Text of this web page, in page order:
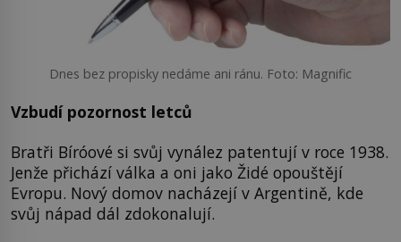
Dnes bez propisky nedáme ani ránu. Foto: Magnific
Vzbudí pozornost letců
Bratři Bíróové si svůj vynález patentují v roce 1938.
Jenže přichází válka a oni jako Židé opouštějí
Evropu. Nový domov nacházejí v Argentině, kde
svůj nápad dál zdokonalují.